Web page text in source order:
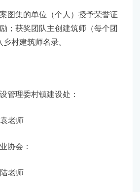
集的单位（个人）授予荣誉证
；获奖团队主创建筑师（每个团
村建筑师名录。
理委村镇建设处：
老师
会：
老师